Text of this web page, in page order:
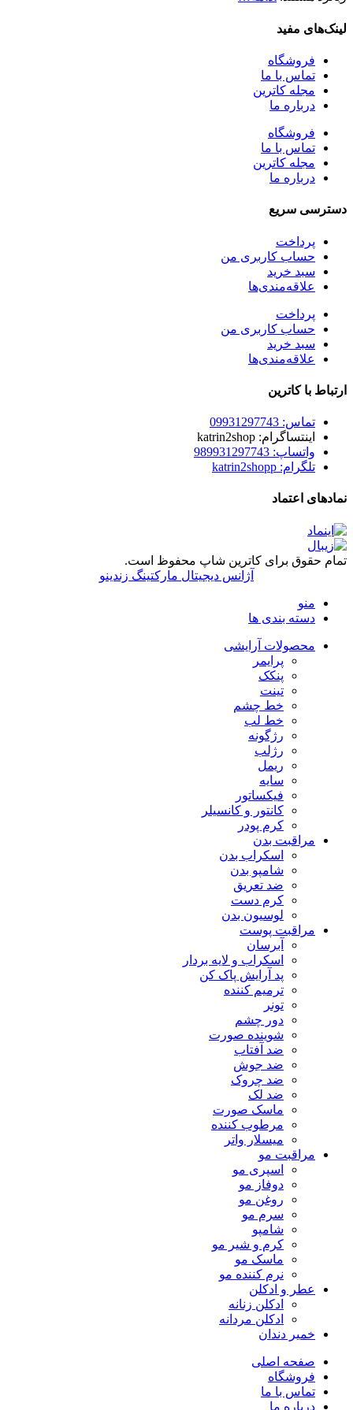
لینک‎‌های مفید
فروشگاه
تماس با ما
مجله کاترین
درباره ما
فروشگاه
تماس با ما
مجله کاترین
درباره ما
دسترسی سریع
پرداخت
حساب کاربری من
سبد خرید
علاقه‌مندی‌ها
پرداخت
حساب کاربری من
سبد خرید
علاقه‌مندی‌ها
ارتباط با کاترین
تماس: 09931297743
اینتساگرام: katrin2shop
واتساپ: 989931297743
تلگرام: katrin2shopp
نمادهای اعتماد
تمام حقوق برای کاترین شاپ محفوظ است.
آژانس دیجیتال مارکتینگ زندینو
منو
دسته بندی ها
محصولات آرایشی
پرایمر
پنکک
تینت
خط چشم
خط لب
رژگونه
رژلب
ریمل
سایه
فیکساتور
کانتور و کانسیلر
کرم پودر
مراقبت بدن
اسکراب بدن
شامپو بدن
ضد تعریق
کرم دست
لوسیون بدن
مراقبت پوست
آبرسان
اسکراب و لایه بردار
پد آرایش پاک کن
ترمیم کننده
تونر
دور چشم
شوینده صورت
ضد آفتاب
ضد جوش
ضد چروک
ضد لک
ماسک صورت
مرطوب کننده
میسلار واتر
مراقبت مو
اسپری مو
دوفاز مو
روغن مو
سرم مو
شامپو
کرم و شیر مو
ماسک مو
نرم کننده مو
عطر و ادکلن
ادکلن زنانه
ادکلن مردانه
خمیر دندان
صفحه اصلی
فروشگاه
تماس با ما
درباره ما